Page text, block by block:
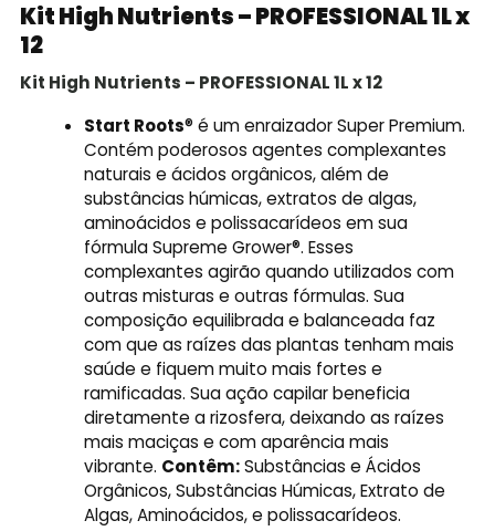
Kit High Nutrients – PROFESSIONAL 1L x
12
Kit High Nutrients – PROFESSIONAL 1L x 12
Start Roots® é um enraizador Super Premium.
Contém poderosos agentes complexantes
naturais e ácidos orgânicos, além de
substâncias húmicas, extratos de algas,
aminoácidos e polissacarídeos em sua
fórmula Supreme Grower®. Esses
complexantes agirão quando utilizados com
outras misturas e outras fórmulas. Sua
composição equilibrada e balanceada faz
com que as raízes das plantas tenham mais
saúde e fiquem muito mais fortes e
ramificadas. Sua ação capilar beneficia
diretamente a rizosfera, deixando as raízes
mais maciças e com aparência mais
vibrante. Contêm:Substâncias e Ácidos
Orgânicos, Substâncias Húmicas, Extrato de
Algas, Aminoácidos, e polissacarídeos.